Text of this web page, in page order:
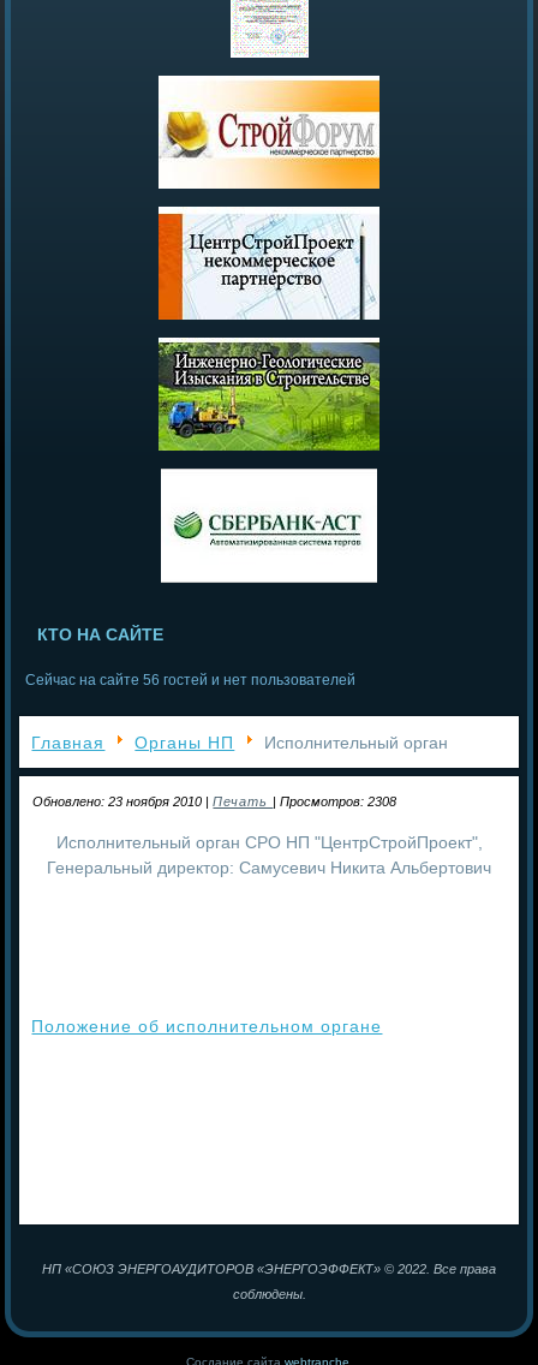
КТО НА САЙТЕ
Сейчас на сайте 56 гостей и нет пользователей
Главная Органы НП Исполнительный орган
Обновлено: 23 ноября 2010 |Печать |Просмотров: 2308
Исполнительный орган СРО НП "ЦентрСтройПроект",
Генеральный директор: Самусевич Никита Альбертович
Положение об исполнительном органе
НП «СОЮЗ ЭНЕРГОАУДИТОРОВ «ЭНЕРГОЭФФЕКТ» © 2022. Все права
соблюдены.
Сосдание сайта webtranche